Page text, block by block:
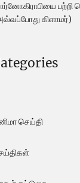
கிளாமர்)
செய்தி